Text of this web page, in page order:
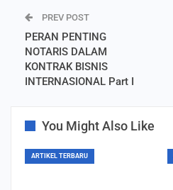
PREV POST
PERAN PENTING
NOTARIS DALAM
KONTRAK BISNIS
INTERNASIONAL Part I
You Might Also Like
ARTIKEL TERBARU